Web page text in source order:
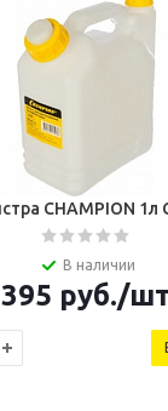
Канистра CHAMPION
В наличии
395 руб./